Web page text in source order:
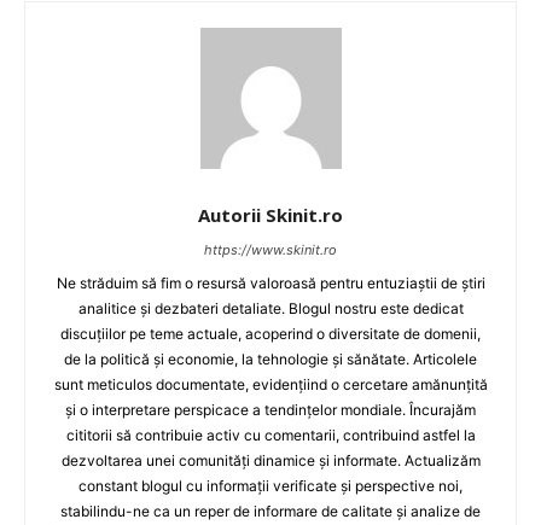
Autorii Skinit.ro
https://www.skinit.ro
Ne străduim să fim o resursă valoroasă pentru entuziaștii de știri
analitice și dezbateri detaliate. Blogul nostru este dedicat
discuțiilor pe teme actuale, acoperind o diversitate de domenii,
de la politică și economie, la tehnologie și sănătate. Articolele
sunt meticulos documentate, evidențiind o cercetare amănunțită
și o interpretare perspicace a tendințelor mondiale. Încurajăm
cititorii să contribuie activ cu comentarii, contribuind astfel la
dezvoltarea unei comunități dinamice și informate. Actualizăm
constant blogul cu informații verificate și perspective noi,
stabilindu-ne ca un reper de informare de calitate și analize de